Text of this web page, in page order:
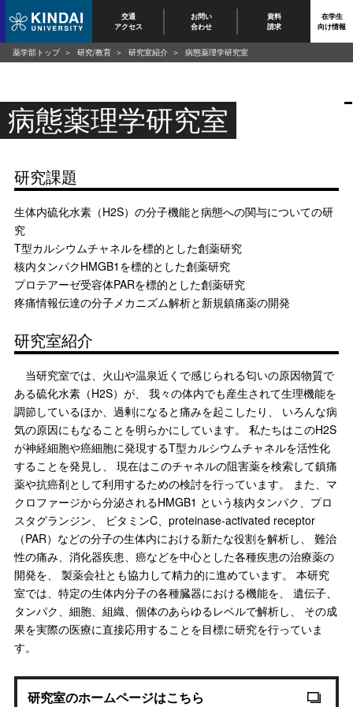
交通
アクセス
お問い
合わせ
資料
請求
在学生
向け情報
病態薬理学研究室
研究課題
生体内硫化水素（H2S）の分子機能と病態への関与についての研
究
T型カルシウムチャネルを標的とした創薬研究
核内タンパクHMGB1を標的とした創薬研究
プロテアーゼ受容体PARを標的とした創薬研究
疼痛情報伝達の分子メカニズム解析と新規鎮痛薬の開発
研究室紹介
当研究室では、火山や温泉近くで感じられる匂いの原因物質で
ある硫化水素（H2S）が、 我々の体内でも産生されて生理機能を
調節しているほか、過剰になると痛みを起こしたり、 いろんな病
気の原因にもなることを明らかにしています。 私たちはこのH2S
が神経細胞や癌細胞に発現するT型カルシウムチャネルを活性化
することを発見し、 現在はこのチャネルの阻害薬を検索して鎮痛
薬や抗癌剤として利用するための検討を行っています。 また、マ
クロファージから分泌されるHMGB1 という核内タンパク、プロ
スタグランジン、 ビタミンC、proteinase-activated receptor
（PAR）などの分子の生体内における新たな役割を解析し、 難治
性の痛み、消化器疾患、癌などを中心とした各種疾患の治療薬の
開発を、 製薬会社とも協力して精力的に進めています。 本研究
室では、特定の生体内分子の各種臓器における機能を、 遺伝子、
タンパク、細胞、組織、個体のあらゆるレベルで解析し、 その成
果を実際の医療に直接応用することを目標に研究を行っていま
す。
研究室のホームページはこちら
薬学部トップ 研究/教育 研究室紹介 病態薬理学研究室